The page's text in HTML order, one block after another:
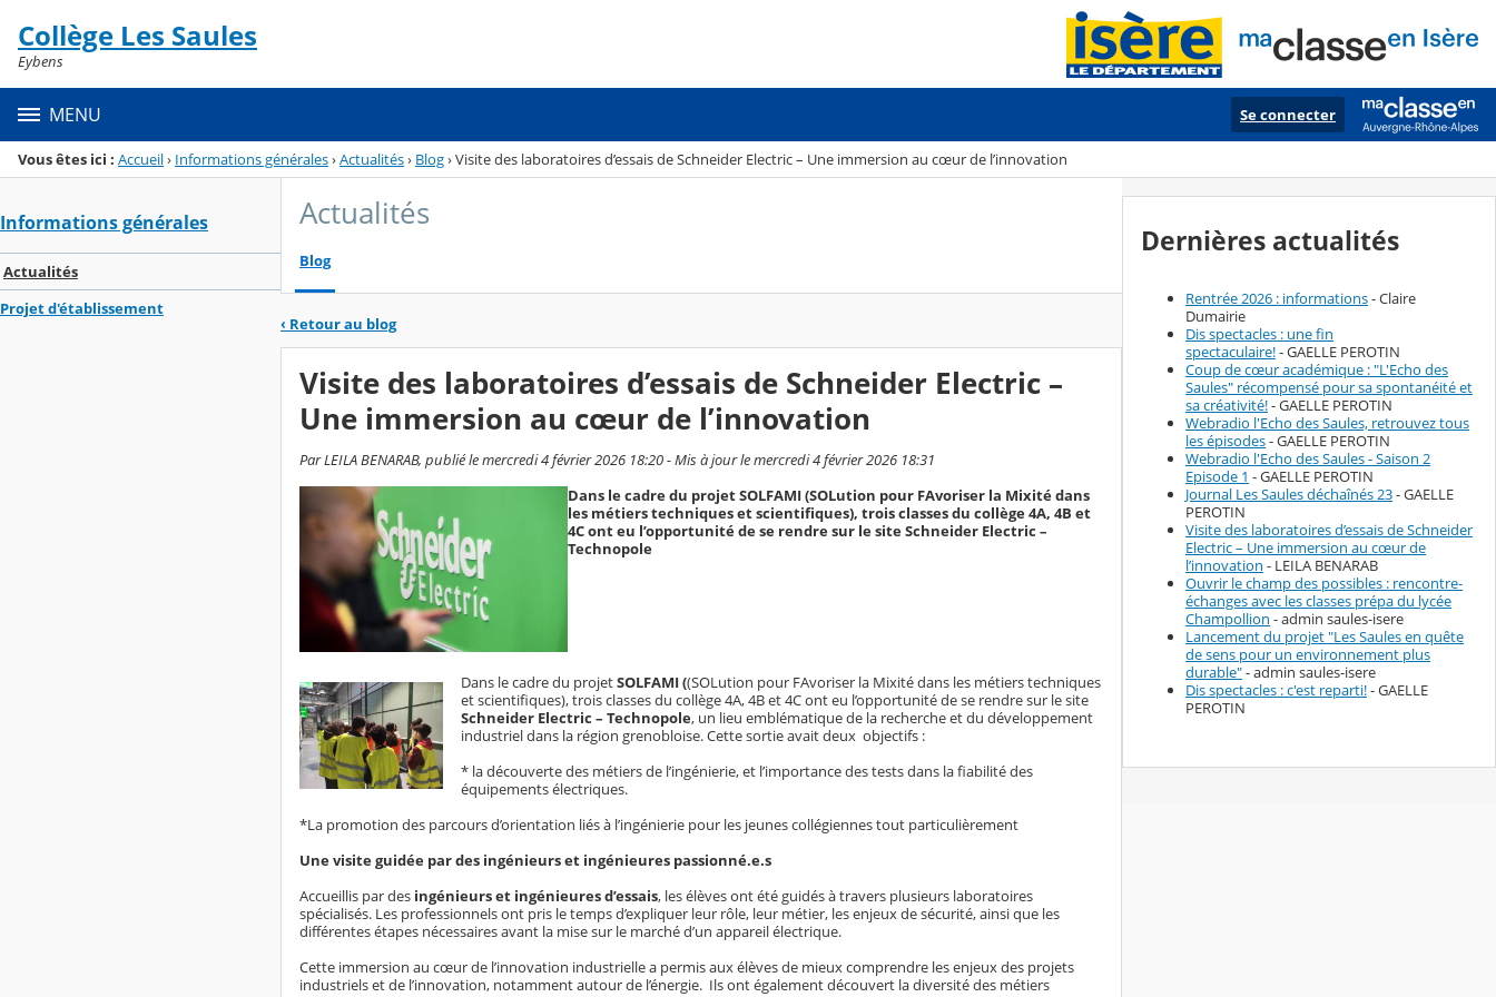
Menu de la rubrique
Contenu
Collège Les Saules
Eybens
MENU Se connecter
Vous êtes ici : Accueil› Informations générales›Actualités› Blog›Visite des laboratoires d’essais de Schneider Electric – Une immersion au cœur de l’innovation
Informations générales
Actualités
Projet d'établissement
Actualités
Blog
‹ Retour au blog
Visite des laboratoires d’essais de Schneider Electric –
Une immersion au cœur de l’innovation
Par LEILA BENARAB, publié le mercredi 4 février 2026 18:20 - Mis à jour le mercredi 4 février 2026 18:31
Dans le cadre du projet SOLFAMI (SOLution pour FAvoriser la Mixité dans
les métiers techniques et scientifiques), trois classes du collège 4A, 4B et
4C ont eu l’opportunité de se rendre sur le site Schneider Electric –
Technopole
Dans le cadre du projetSOLFAMI ((SOLution pour FAvoriser la Mixité dans les métiers techniques
et scientifiques), trois classes du collège 4A, 4B et 4C ont eu l’opportunité de se rendre sur le site
Schneider Electric – Technopole, un lieu emblématique de la recherche et du développement
industriel dans la région grenobloise. Cette sortie avait deux objectifs :
* la découverte des métiers de l’ingénierie, et l’importance des tests dans la fiabilité des
équipements électriques.
*La promotion des parcours d’orientation liés à l’ingénierie pour les jeunes collégiennes tout particulièrement
Une visite guidée par des ingénieurs et ingénieures passionné.e.s
Accueillis par des ingénieurs et ingénieures d’essais, les élèves ont été guidés à travers plusieurs laboratoires
spécialisés. Les professionnels ont pris le temps d’expliquer leur rôle, leur métier, les enjeux de sécurité, ainsi que les
différentes étapes nécessaires avant la mise sur le marché d’un appareil électrique.
Cette immersion au cœur de l’innovation industrielle a permis aux élèves de mieux comprendre les enjeux des projets
industriels et de l’innovation, notamment autour de l’énergie. Ils ont également découvert la diversité des métiers
Dernières actualités
Rentrée 2026 : informations- Claire
Dumairie
Dis spectacles : une fin
spectaculaire!- GAELLE PEROTIN
Coup de cœur académique : "L'Echo des
Saules" récompensé pour sa spontanéité et
sa créativité!- GAELLE PEROTIN
Webradio l'Echo des Saules, retrouvez tous
les épisodes- GAELLE PEROTIN
Webradio l'Echo des Saules - Saison 2
Episode 1 - GAELLE PEROTIN
Journal Les Saules déchaînés 23- GAELLE
PEROTIN
Visite des laboratoires d’essais de Schneider
Electric – Une immersion au cœur de
l’innovation - LEILA BENARAB
Ouvrir le champ des possibles : rencontre-
échanges avec les classes prépa du lycée
Champollion - admin saules-isere
Lancement du projet "Les Saules en quête
de sens pour un environnement plus
durable"- admin saules-isere
Dis spectacles : c'est reparti!- GAELLE
PEROTIN